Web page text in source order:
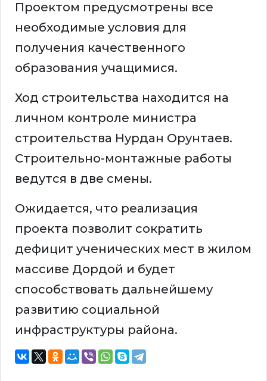
Проектом предусмотрены все
необходимые условия для
получения качественного
образования учащимися.
Ход строительства находится на
личном контроле министра
строительства Нурдан Орунтаев.
Строительно-монтажные работы
ведутся в две смены.
Ожидается, что реализация
проекта позволит сократить
дефицит ученических мест в жилом
массиве Дордой и будет
способствовать дальнейшему
развитию социальной
инфраструктуры района.